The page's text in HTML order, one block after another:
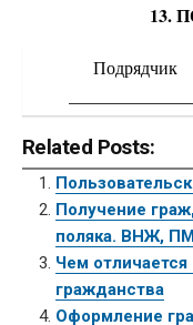
13.
Подрядчик
Related Posts:
Получение
поляка. ВНЖ,
Чем
гражданства
Оформление